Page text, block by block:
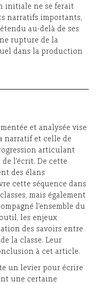
initiale ne se ferait
narratifs importants,
au-delà de ses
rupture de la
dans la production
et analysée vise
narratif et celle de
articulant
l’écrit. De cette
des élans
cette séquence dans
mais également
l’ensemble du
les enjeux
des savoirs entre
la classe. Leur
à cet article.
un levier pour écrire
une certaine